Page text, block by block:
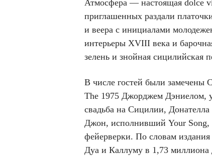
Атмосфера — настоящая dolce
приглашенных раздали
и веера с инициалами
интерьеры XVIII века и
зелень и знойная сицилийская
В числе гостей были
The 1975 Джорджем Дэниелом,
свадьба на Сицилии,
Джон, исполнивший Your Song,
фейерверки. По словам
Дуа и Каллуму в 1,73 миллиона